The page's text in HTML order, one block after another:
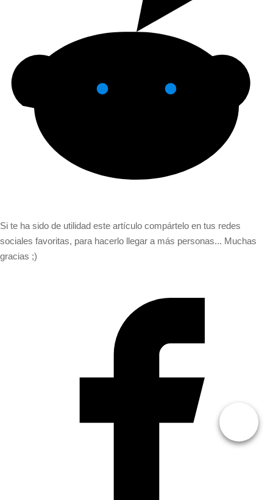
Si te ha sido de utilidad este artículo compártelo en tus redes
sociales favoritas, para hacerlo llegar a más personas... Muchas
gracias ;)